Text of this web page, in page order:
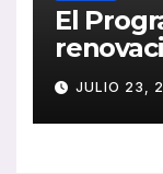
El
ayudas
ligeros
JULIO 23,